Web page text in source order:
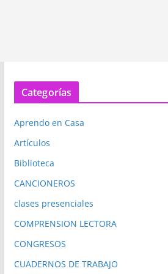
Categorías
Aprendo en Casa
Artículos
Biblioteca
CANCIONEROS
clases presenciales
COMPRENSION LECTORA
CONGRESOS
CUADERNOS DE TRABAJO